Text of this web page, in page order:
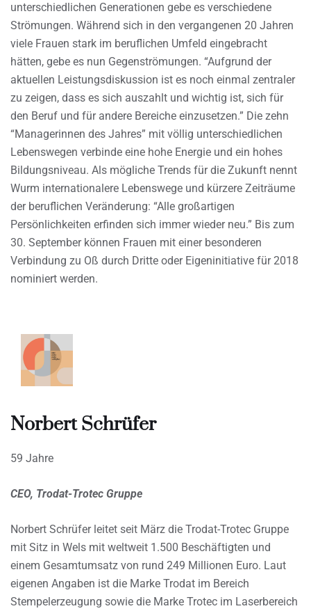
unterschiedlichen Generationen gebe es verschiedene
Strömungen. Während sich in den vergangenen 20 Jahren
viele Frauen stark im beruflichen Umfeld eingebracht
hätten, gebe es nun Gegenströmungen. “Aufgrund der
aktuellen Leistungsdiskussion ist es noch einmal zentraler
zu zeigen, dass es sich auszahlt und wichtig ist, sich für
den Beruf und für andere Bereiche einzusetzen.” Die zehn
“Managerinnen des Jahres” mit völlig unterschiedlichen
Lebenswegen verbinde eine hohe Energie und ein hohes
Bildungsniveau. Als mögliche Trends für die Zukunft nennt
Wurm internationalere Lebenswege und kürzere Zeiträume
der beruflichen Veränderung: “Alle großartigen
Persönlichkeiten erfinden sich immer wieder neu.” Bis zum
30. September können Frauen mit einer besonderen
Verbindung zu Oß durch Dritte oder Eigeninitiative für 2018
nominiert werden.
Norbert Schrüfer
59 Jahre
CEO, Trodat-Trotec Gruppe
Norbert Schrüfer leitet seit März die Trodat-Trotec Gruppe
mit Sitz in Wels mit weltweit 1.500 Beschäftigten und
einem Gesamtumsatz von rund 249 Millionen Euro. Laut
eigenen Angaben ist die Marke Trodat im Bereich
Stempelerzeugung sowie die Marke Trotec im Laserbereich